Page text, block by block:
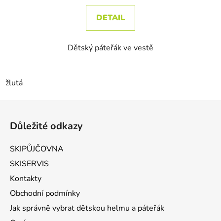
DETAIL
Dětský páteřák ve vestě
žlutá
Důležité odkazy
SKIPŮJČOVNA
SKISERVIS
Kontakty
Obchodní podmínky
Jak správně vybrat dětskou helmu a páteřák